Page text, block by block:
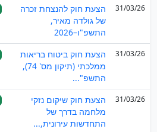
31/03/26
הצעת חוק להנצחת זכרה
של גולדה מאיר,
התשפ"ו–2026
31/03/26
הצעת חוק ביטוח בריאות
ממלכתי (תיקון מס' 74),
התשפ"...
31/03/26
הצעת חוק שיקום נזקי
מלחמה בדרך של
התחדשות עירונית,...